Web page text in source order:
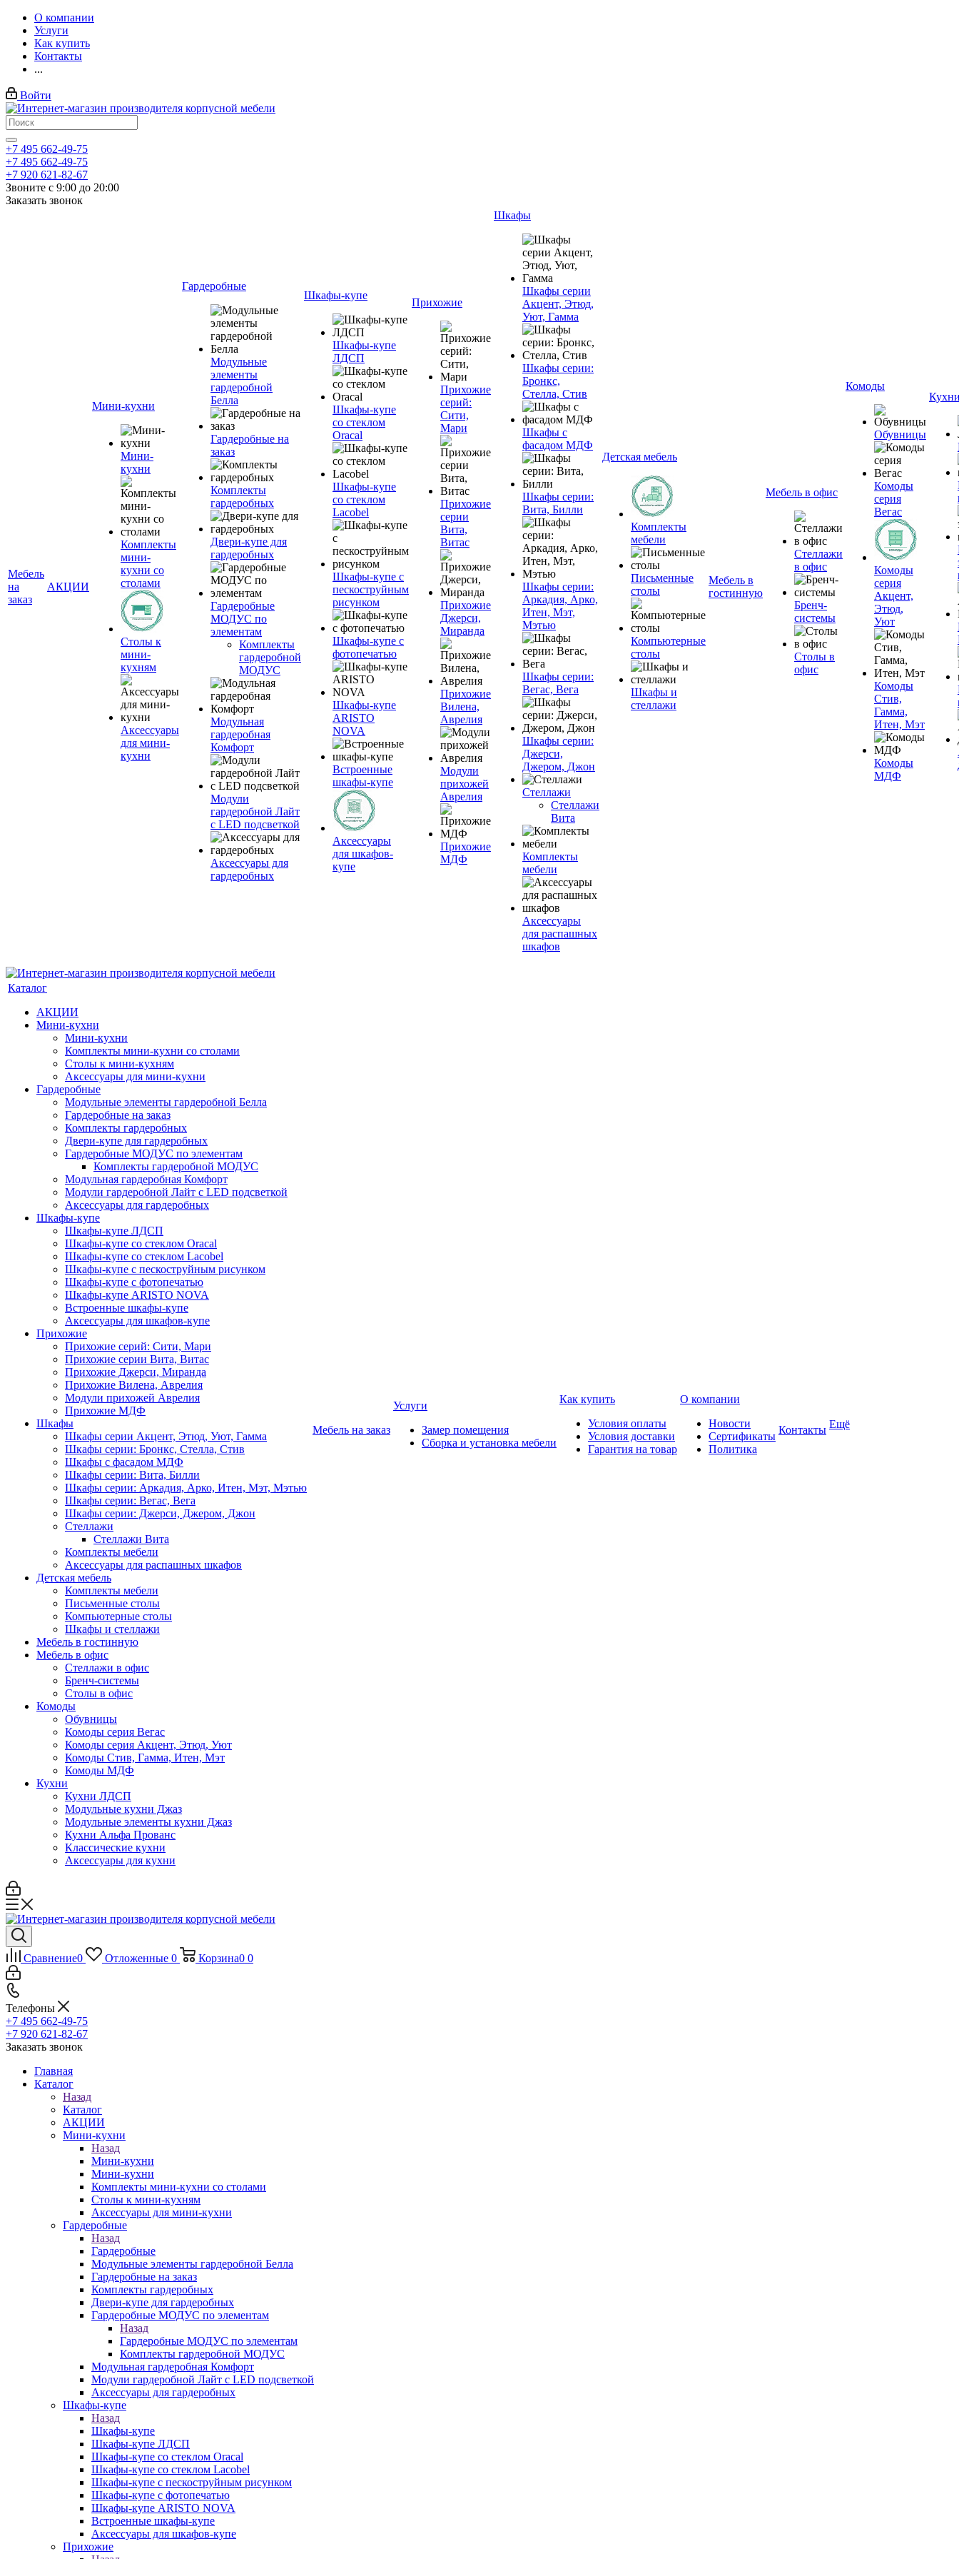
О компании
Услуги
Как купить
Контакты
...
Войти
+7 495 662-49-75
+7 495 662-49-75
+7 920 621-82-67
Звоните с 9:00 до 20:00
Заказать звонок
Мебель
на
заказ
АКЦИИ
Мини-кухни
Мини-
кухни
Комплекты
мини-
кухни со
столами
Столы к
мини-
кухням
Аксессуары
для мини-
кухни
Гардеробные
Модульные
элементы
гардеробной
Белла
Гардеробные на
заказ
Комплекты
гардеробных
Двери-купе для
гардеробных
Гардеробные
МОДУС по
элементам
Комплекты
гардеробной
МОДУС
Модульная
гардеробная
Комфорт
Модули
гардеробной Лайт
с LED подсветкой
Аксессуары для
гардеробных
Шкафы-купе
Шкафы-купе
ЛДСП
Шкафы-купе
со стеклом
Oracal
Шкафы-купе
со стеклом
Lacobel
Шкафы-купе с
пескоструйным
рисунком
Шкафы-купе с
фотопечатью
Шкафы-купе
ARISTO
NOVA
Встроенные
шкафы-купе
Аксессуары
для шкафов-
купе
Прихожие
Прихожие
серий:
Сити,
Мари
Прихожие
серии
Вита,
Витас
Прихожие
Джерси,
Миранда
Прихожие
Вилена,
Аврелия
Модули
прихожей
Аврелия
Прихожие
МДФ
Шкафы
Шкафы серии
Акцент, Этюд,
Уют, Гамма
Шкафы серии:
Бронкс,
Стелла, Стив
Шкафы с
фасадом МДФ
Шкафы серии:
Вита, Билли
Шкафы серии:
Аркадия, Арко,
Итен, Мэт,
Мэтью
Шкафы серии:
Вегас, Вега
Шкафы серии:
Джерси,
Джером, Джон
Стеллажи
Стеллажи
Вита
Комплекты
мебели
Аксессуары
для распашных
шкафов
Детская мебель
Комплекты
мебели
Письменные
столы
Компьютерные
столы
Шкафы и
стеллажи
Мебель в
гостинную
Мебель в офис
Стеллажи
в офис
Бренч-
системы
Столы в
офис
Комоды
Обувницы
Комоды
серия
Вегас
Комоды
серия
Акцент,
Этюд,
Уют
Комоды
Стив,
Гамма,
Итен, Мэт
Комоды
МДФ
Каталог
АКЦИИ
Мини-кухни
Мини-кухни
Комплекты мини-кухни со столами
Столы к мини-кухням
Аксессуары для мини-кухни
Гардеробные
Модульные элементы гардеробной Белла
Гардеробные на заказ
Комплекты гардеробных
Двери-купе для гардеробных
Гардеробные МОДУС по элементам
Комплекты гардеробной МОДУС
Модульная гардеробная Комфорт
Модули гардеробной Лайт с LED подсветкой
Аксессуары для гардеробных
Шкафы-купе
Шкафы-купе ЛДСП
Шкафы-купе со стеклом Oracal
Шкафы-купе со стеклом Lacobel
Шкафы-купе с пескоструйным рисунком
Шкафы-купе с фотопечатью
Шкафы-купе ARISTO NOVA
Встроенные шкафы-купе
Аксессуары для шкафов-купе
Прихожие
Прихожие серий: Сити, Мари
Прихожие серии Вита, Витас
Прихожие Джерси, Миранда
Прихожие Вилена, Аврелия
Модули прихожей Аврелия
Прихожие МДФ
Шкафы
Шкафы серии Акцент, Этюд, Уют, Гамма
Шкафы серии: Бронкс, Стелла, Стив
Шкафы с фасадом МДФ
Шкафы серии: Вита, Билли
Шкафы серии: Аркадия, Арко, Итен, Мэт, Мэтью
Шкафы серии: Вегас, Вега
Шкафы серии: Джерси, Джером, Джон
Стеллажи
Стеллажи Вита
Комплекты мебели
Аксессуары для распашных шкафов
Детская мебель
Комплекты мебели
Письменные столы
Компьютерные столы
Шкафы и стеллажи
Мебель в гостинную
Мебель в офис
Стеллажи в офис
Бренч-системы
Столы в офис
Комоды
Обувницы
Комоды серия Вегас
Комоды серия Акцент, Этюд, Уют
Комоды Стив, Гамма, Итен, Мэт
Комоды МДФ
Кухни
Кухни ЛДСП
Модульные кухни Джаз
Модульные элементы кухни Джаз
Кухни Альфа Прованс
Классические кухни
Аксессуары для кухни
Мебель на заказ
Услуги
Замер помещения
Сборка и установка мебели
Как купить
Условия оплаты
Условия доставки
Гарантия на товар
О компании
Новости
Сертификаты
Политика
Контакты Ещё
Сравнение0 Отложенные 0 Корзина0 0
Телефоны
+7 495 662-49-75
+7 920 621-82-67
Заказать звонок
Главная
Каталог
Назад
Каталог
АКЦИИ
Мини-кухни
Назад
Мини-кухни
Мини-кухни
Комплекты мини-кухни со столами
Столы к мини-кухням
Аксессуары для мини-кухни
Гардеробные
Назад
Гардеробные
Модульные элементы гардеробной Белла
Гардеробные на заказ
Комплекты гардеробных
Двери-купе для гардеробных
Гардеробные МОДУС по элементам
Назад
Гардеробные МОДУС по элементам
Комплекты гардеробной МОДУС
Модульная гардеробная Комфорт
Модули гардеробной Лайт с LED подсветкой
Аксессуары для гардеробных
Шкафы-купе
Назад
Шкафы-купе
Шкафы-купе ЛДСП
Шкафы-купе со стеклом Oracal
Шкафы-купе со стеклом Lacobel
Шкафы-купе с пескоструйным рисунком
Шкафы-купе с фотопечатью
Шкафы-купе ARISTO NOVA
Встроенные шкафы-купе
Аксессуары для шкафов-купе
Прихожие